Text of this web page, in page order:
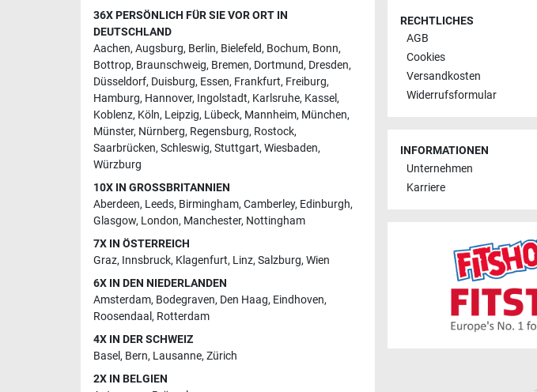
36X PERSÖNLICH FÜR SIE VOR ORT IN
DEUTSCHLAND
Aachen, Augsburg, Berlin, Bielefeld, Bochum, Bonn,
Bottrop, Braunschweig, Bremen, Dortmund, Dresden,
Düsseldorf, Duisburg, Essen, Frankfurt, Freiburg,
Hamburg, Hannover, Ingolstadt, Karlsruhe, Kassel,
Koblenz, Köln, Leipzig, Lübeck, Mannheim, München,
Münster, Nürnberg, Regensburg, Rostock,
Saarbrücken, Schleswig, Stuttgart, Wiesbaden,
Würzburg
10X IN GROSSBRITANNIEN
Aberdeen, Leeds, Birmingham, Camberley, Edinburgh,
Glasgow, London, Manchester, Nottingham
7X IN ÖSTERREICH
Graz, Innsbruck, Klagenfurt, Linz, Salzburg, Wien
6X IN DEN NIEDERLANDEN
Amsterdam, Bodegraven, Den Haag, Eindhoven,
Roosendaal , Rotterdam
4X IN DER SCHWEIZ
Basel, Bern, Lausanne, Zürich
2X IN BELGIEN
RECHTLICHES
AGB
Cookies
Versandkosten
Widerrufsformular
INFORMATIONEN
Unternehmen
Karriere